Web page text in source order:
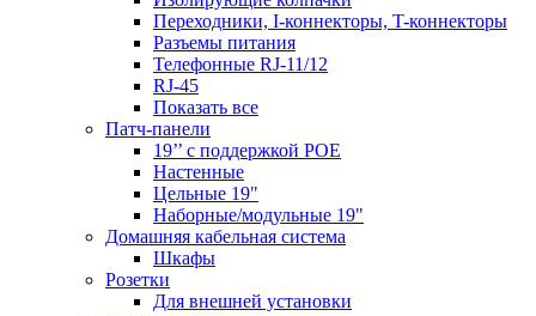
Переходники, I-коннекторы, T-коннекторы
Разъемы питания
Телефонные RJ-11/12
RJ-45
Показать все
Патч-панели
19’’ с поддержкой POE
Настенные
Цельные 19"
Наборные/модульные 19"
Домашняя кабельная система
Шкафы
Розетки
Для внешней установки